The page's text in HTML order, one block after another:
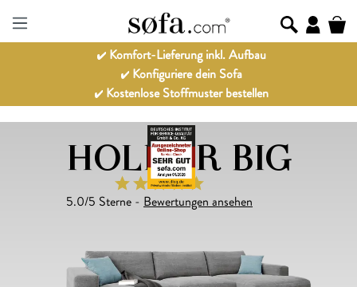
Komfort-Lieferung inkl. Aufbau
Konfiguriere dein Sofa
Kostenlose Stoffmuster bestellen
HOLMER BIG
5.0/5 Sterne - Bewertungen ansehen